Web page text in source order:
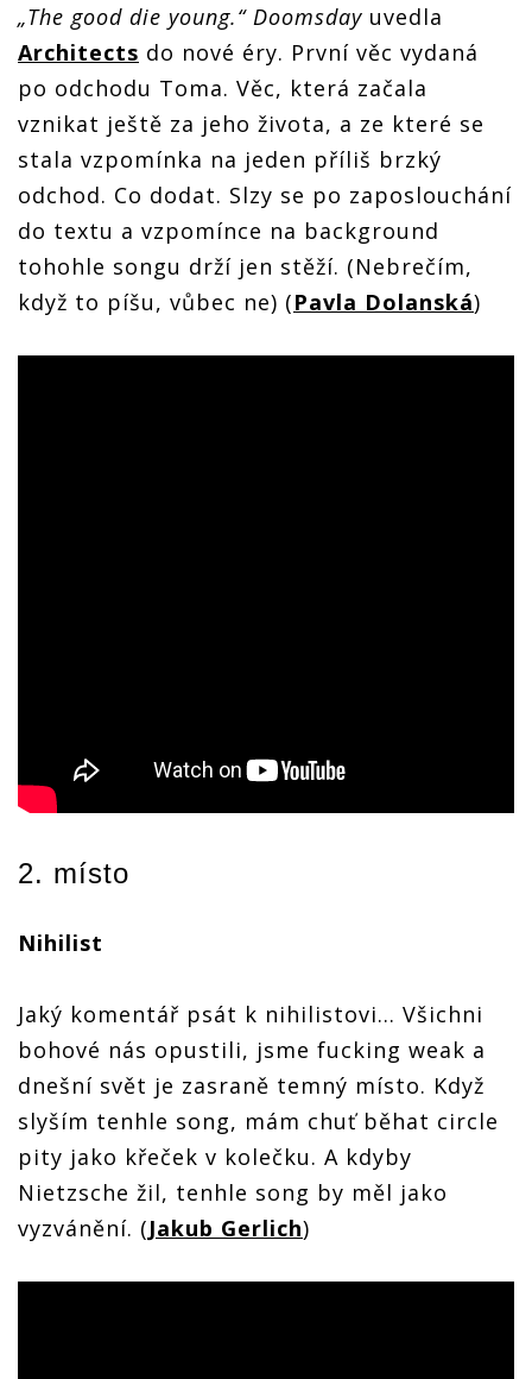
„The good die young.“ Doomsday uvedla
Architects do nové éry. První věc vydaná
po odchodu Toma. Věc, která začala
vznikat ještě za jeho života, a ze které se
stala vzpomínka na jeden příliš brzký
odchod. Co dodat. Slzy se po zaposlouchání
do textu a vzpomínce na background
tohohle songu drží jen stěží. (Nebrečím,
když to píšu, vůbec ne) (Pavla Dolanská)
2. místo
Nihilist
Jaký komentář psát k nihilistovi… Všichni
bohové nás opustili, jsme fucking weak a
dnešní svět je zasraně temný místo. Když
slyším tenhle song, mám chuť běhat circle
pity jako křeček v kolečku. A kdyby
Nietzsche žil, tenhle song by měl jako
vyzvánění. (Jakub Gerlich)